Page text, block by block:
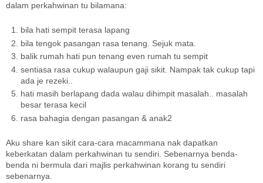
dalam perkahwinan tu bilamana:
bila hati sempit terasa lapang
bila tengok pasangan rasa tenang. Sejuk mata.
balik rumah hati pun tenang even rumah tu sempit
sentiasa rasa cukup walaupun gaji sikit. Nampak tak cukup tapi
ada je rezeki..
hati masih berlapang dada walau dihimpit masalah.. masalah
besar terasa kecil
rasa bahagia dengan pasangan & anak2
Aku share kan sikit cara-cara macammana nak dapatkan
keberkatan dalam perkahwinan tu sendiri. Sebenarnya benda-
benda ni bermula dari majlis perkahwinan korang tu sendiri
sebenarnya.